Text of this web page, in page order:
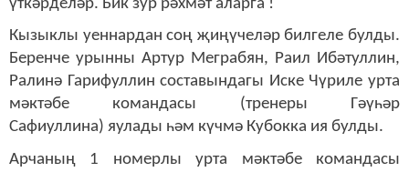
үткәрделәр. Бик зур рәхмәт аларга !
Кызыклы уеннардан соң җиңүчеләр билгеле булды.
Беренче урынны Артур Меграбян, Раил Ибәтуллин,
Ралинә Гарифуллин составындагы Иске Чүриле урта
мәктәбе командасы (тренеры Гәүһәр
Сафиуллина) яулады һәм күчмә Кубокка ия булды.
Арчаның 1 номерлы урта мәктәбе командасы